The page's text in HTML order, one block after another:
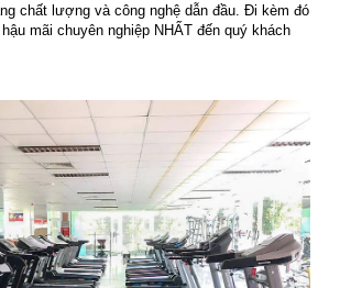
chất lượng và công nghệ dẫn đầu. Đi kèm đó
mãi chuyên nghiệp NHẤT đến quý khách